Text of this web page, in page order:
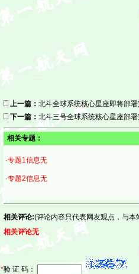
上一篇： 北斗全球系统核心星座即将部署
下一篇：北斗三号全球系统核心星座部署
相关专题：
·专题1信息无
·专题2信息无
相关评论:(评论内容只代表网友观点，与本
相关评论无
*验 证 码：